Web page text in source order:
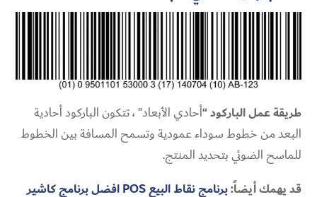
طريقة عمل الباركود “أحادي الأبعاد” ، تتكون الباركود أحادية
البعد من خطوط سوداء عمودية وتسمح المسافة بين الخطوط
للماسح الضوئي بتحديد المنتج.
قد يهمك أيضاً:
برنامج نقاط البيع POS افضل برنامج كاشير